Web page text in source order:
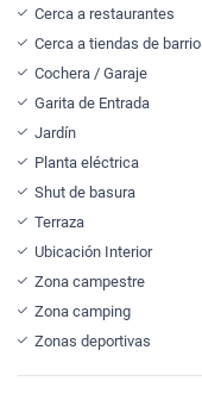
Cerca a restaurantes
Cerca a tiendas de barrio
Cochera / Garaje
Garita de Entrada
Jardín
Planta eléctrica
Shut de basura
Terraza
Ubicación Interior
Zona campestre
Zona camping
Zonas deportivas